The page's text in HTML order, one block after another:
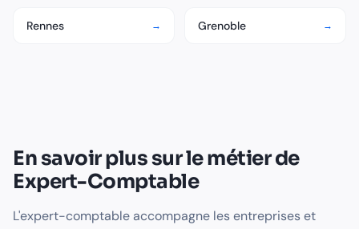
Rennes → Grenoble →
En savoir plus sur le métier de
Expert-Comptable
L'expert-comptable accompagne les entreprises et